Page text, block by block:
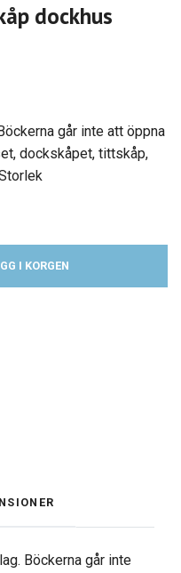
dockhus
går inte att öppna
dockskåpet, tittskåp,
I KORGEN
Böckerna går inte